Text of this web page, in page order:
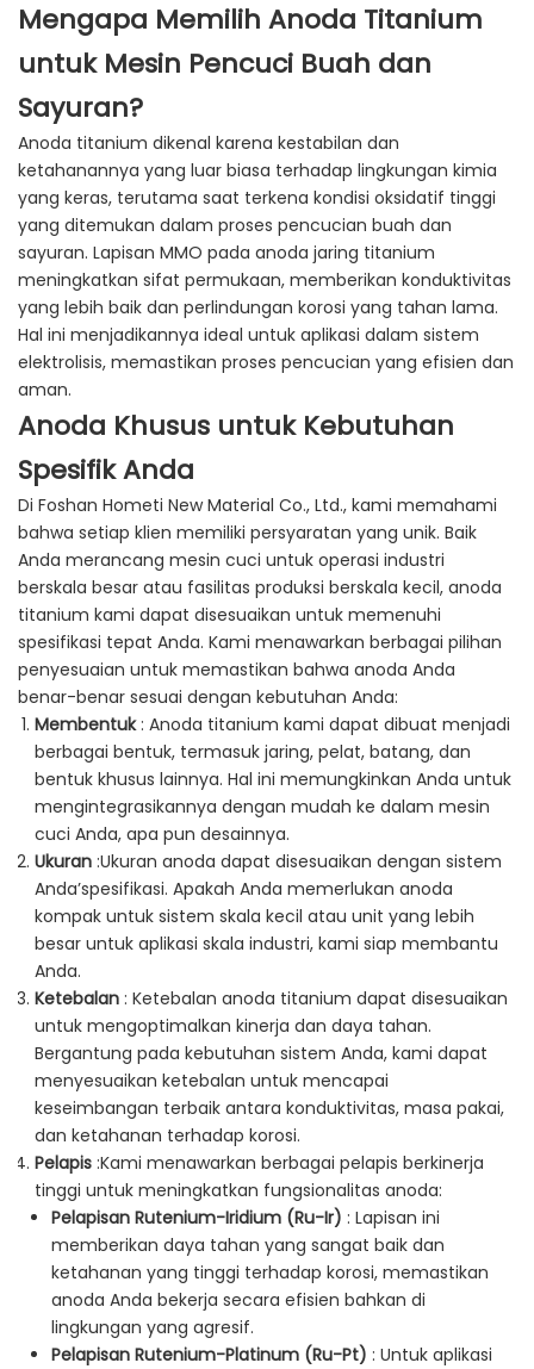
Mengapa Memilih Anoda Titanium
untuk Mesin Pencuci Buah dan
Sayuran?
Anoda titanium dikenal karena kestabilan dan
ketahanannya yang luar biasa terhadap lingkungan kimia
yang keras, terutama saat terkena kondisi oksidatif tinggi
yang ditemukan dalam proses pencucian buah dan
sayuran. Lapisan MMO pada anoda jaring titanium
meningkatkan sifat permukaan, memberikan konduktivitas
yang lebih baik dan perlindungan korosi yang tahan lama.
Hal ini menjadikannya ideal untuk aplikasi dalam sistem
elektrolisis, memastikan proses pencucian yang efisien dan
aman.
Anoda Khusus untuk Kebutuhan
Spesifik Anda
Di Foshan Hometi New Material Co., Ltd., kami memahami
bahwa setiap klien memiliki persyaratan yang unik. Baik
Anda merancang mesin cuci untuk operasi industri
berskala besar atau fasilitas produksi berskala kecil, anoda
titanium kami dapat disesuaikan untuk memenuhi
spesifikasi tepat Anda. Kami menawarkan berbagai pilihan
penyesuaian untuk memastikan bahwa anoda Anda
benar-benar sesuai dengan kebutuhan Anda:
Membentuk : Anoda titanium kami dapat dibuat menjadi
berbagai bentuk, termasuk jaring, pelat, batang, dan
bentuk khusus lainnya. Hal ini memungkinkan Anda untuk
mengintegrasikannya dengan mudah ke dalam mesin
cuci Anda, apa pun desainnya.
Ukuran :Ukuran anoda dapat disesuaikan dengan sistem
Anda’spesifikasi. Apakah Anda memerlukan anoda
kompak untuk sistem skala kecil atau unit yang lebih
besar untuk aplikasi skala industri, kami siap membantu
Anda.
Ketebalan : Ketebalan anoda titanium dapat disesuaikan
untuk mengoptimalkan kinerja dan daya tahan.
Bergantung pada kebutuhan sistem Anda, kami dapat
menyesuaikan ketebalan untuk mencapai
keseimbangan terbaik antara konduktivitas, masa pakai,
dan ketahanan terhadap korosi.
Pelapis :Kami menawarkan berbagai pelapis berkinerja
tinggi untuk meningkatkan fungsionalitas anoda:
Pelapisan Rutenium-Iridium (Ru-Ir) : Lapisan ini
memberikan daya tahan yang sangat baik dan
ketahanan yang tinggi terhadap korosi, memastikan
anoda Anda bekerja secara efisien bahkan di
lingkungan yang agresif.
Pelapisan Rutenium-Platinum (Ru-Pt) : Untuk aplikasi